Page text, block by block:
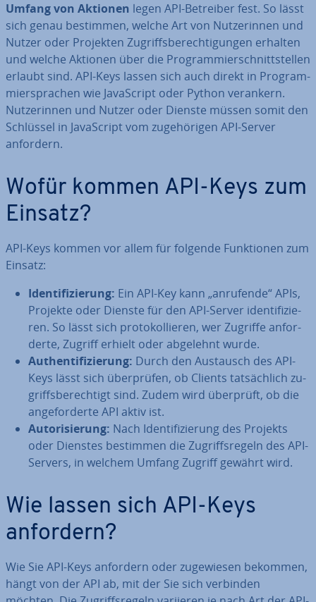
Umfang von Aktionen legen API-Betreiber fest. So lässt
sich genau bestimmen, welche Art von Nut­ze­rin­nen und
Nutzer oder Projekten Zu­griffs­be­rech­ti­gun­gen erhalten
und welche Aktionen über die Pro­gram­mier­schnitt­stel­len
erlaubt sind. API-Keys lassen sich auch direkt in Pro­gram­
mier­spra­chen wie Ja­va­Script oder Python verankern.
Nut­ze­rin­nen und Nutzer oder Dienste müssen somit den
Schlüssel in Ja­va­Script vom zu­ge­hö­ri­gen API-Server
anfordern.
Wofür kommen API-Keys zum
Einsatz?
API-Keys kommen vor allem für folgende Funk­tio­nen zum
Einsatz:
Iden­ti­fi­zie­rung: Ein API-Key kann „anrufende“ APIs,
Projekte oder Dienste für den API-Server iden­ti­fi­zie­
ren. So lässt sich pro­to­kol­lie­ren, wer Zugriffe an­for­
der­te, Zugriff erhielt oder abgelehnt wurde.
Au­then­ti­fi­zie­rung: Durch den Austausch des API-
Keys lässt sich über­prü­fen, ob Clients tat­säch­lich zu­
griffs­be­rech­tigt sind. Zudem wird überprüft, ob die
an­ge­for­der­te API aktiv ist.
Au­to­ri­sie­rung: Nach Iden­ti­fi­zie­rung des Projekts
oder Dienstes bestimmen die Zu­griffs­re­geln des API-
Servers, in welchem Umfang Zugriff gewährt wird.
Wie lassen sich API-Keys
anfordern?
Wie Sie API-Keys anfordern oder zu­ge­wie­sen bekommen,
hängt von der API ab, mit der Sie sich verbinden